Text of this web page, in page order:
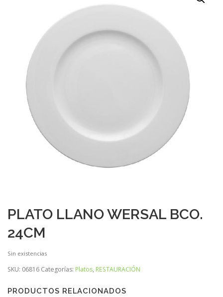
PLATO LLANO WERSAL BCO.
24CM
Sin existencias
SKU: 06816 Categorías: Platos, RESTAURACIÓN
PRODUCTOS RELACIONADOS